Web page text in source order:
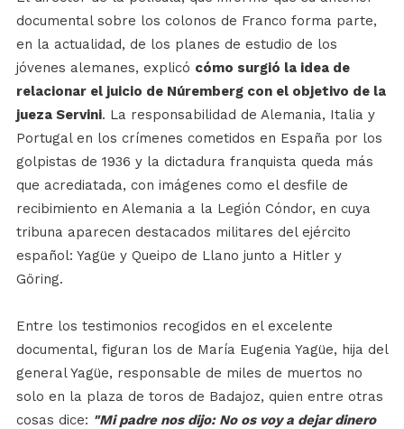
documental sobre los colonos de Franco forma parte,
en la actualidad, de los planes de estudio de los
jóvenes alemanes, explicó cómo surgió la idea de
relacionar el juicio de Núremberg con el objetivo de la
jueza Servini. La responsabilidad de Alemania, Italia y
Portugal en los crímenes cometidos en España por los
golpistas de 1936 y la dictadura franquista queda más
que acrediatada, con imágenes como el desfile de
recibimiento en Alemania a la Legión Cóndor, en cuya
tribuna aparecen destacados militares del ejército
español: Yagüe y Queipo de Llano junto a Hitler y
Göring.
Entre los testimonios recogidos en el excelente
documental, figuran los de María Eugenia Yagüe, hija del
general Yagüe, responsable de miles de muertos no
solo en la plaza de toros de Badajoz, quien entre otras
cosas dice: "Mi padre nos dijo: No os voy a dejar dinero